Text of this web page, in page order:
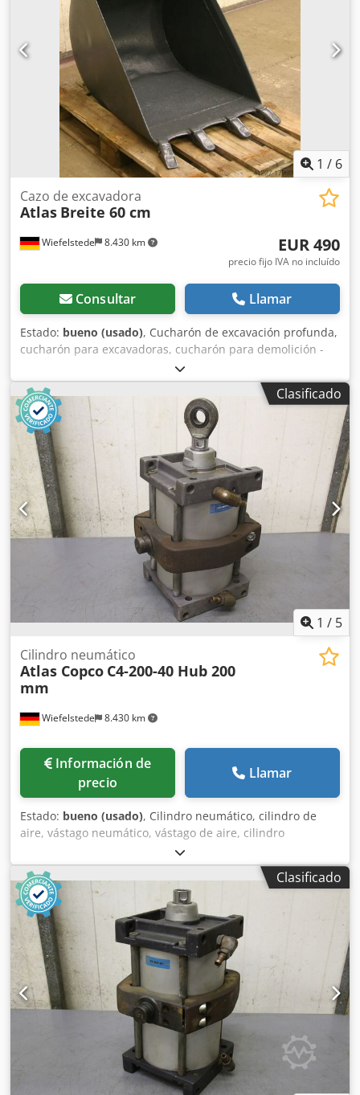
1 / 6
Wiefelstede 8.430 km
Cazo de excavadora
Atlas Breite 60 cm
EUR 490
precio fijo IVA no incluído
Consultar Llamar
Estado: bueno (usado), Cucharón de excavación profunda,
cucharón para excavadoras, cucharón para demolición -
Ancho: 600 mm -Altura: 600 mm -Profundidad: 800 mm
Dedpfx Aaob A I Rcjzskr -Medida entre los puntos de
montaje: 255/200 mm -Diámetro del orificio: Ø 45/50 mm -
Dientes de desgarro -El montaje del cucharón puede
modificarse por un coste adicional -Peso propio: 160 kg
Clasificado
1 / 5
Wiefelstede 8.430 km
Cilindro neumático
Atlas Copco C4-200-40 Hub 200
mm
Información de
precio
Llamar
Estado: bueno (usado), Cilindro neumático, cilindro de
aire, vástago neumático, vástago de aire, cilindro
normalizado Dsdpfx Aaogr E R Aozekr -Fabricante: Atlas
Copco, cilindro normalizado tipo C4-200-40 -Carrera: 200
mm -Vástago del pistón: Ø 40 mm -Dimensiones:
330/280/A510 mm -Peso total: 33 kg
Clasificado